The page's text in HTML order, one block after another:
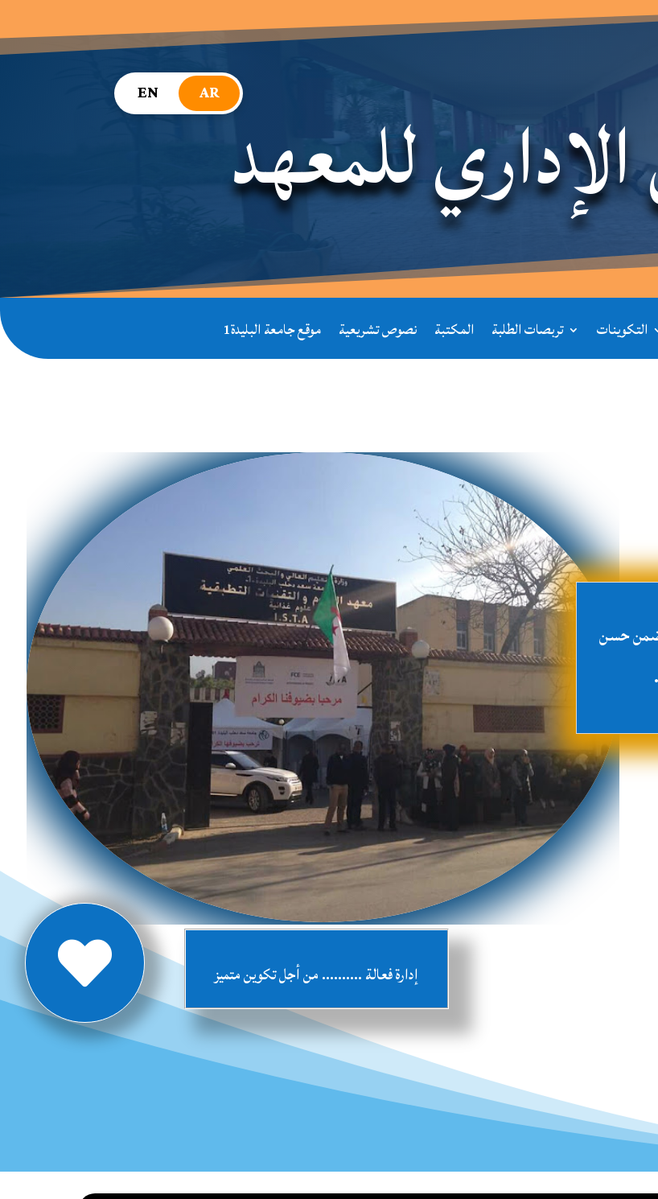
AR
EN للمعهد
التكوينات تربصات الطلبة المكتبة نصوص تشريعية موقع جامعة البليدة1
إدارة فعالة ………. من أجل تكوين متميز 
حسن